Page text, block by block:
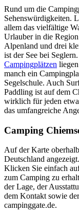
Rund um die
Sehenswürdigkeiten.
allem das vielfältige
Urlauber in die
Alpenland und drei
ist der See bei
Campingplätzen
manch ein
Segelschule. Auch
Paddling ist auf dem
wirklich für jeden
das umfangreiche
Camping
Auf der Karte
Deutschland
Klicken Sie einfach
zum Camping zu
der Lage, der
dem Kontakt sowie
campinggate.de.